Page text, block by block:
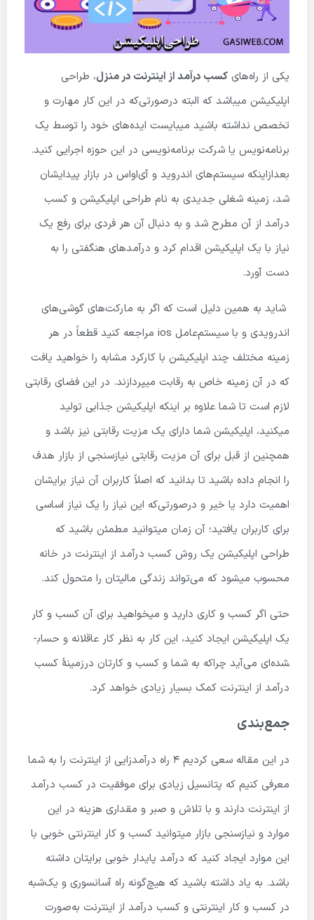
یکی از راه‌های کسب درآمد از اینترنت در منزل، طراحی
اپلیکیشن میباشد که البته درصورتی‌که در این کار مهارت و
تخصص نداشته باشید میبایست ایده‌های خود را توسط یک
برنامه‌نویس یا شرکت برنامه‌نویسی در این حوزه اجرایی کنید.
بعد­از­اینکه سیستم‌های اندروید و آی‌اواس در بازار پیدایشان
شد، زمینه شغلی جدیدی به نام طراحی اپلیکیشن و کسب
درآمد از آن مطرح شد و به دنبال آن هر فردی برای رفع یک
نیاز با یک اپلیکیشن اقدام کرد و درآمدهای هنگفتی را به
دست آورد.
شاید به همین دلیل است که اگر به مارکت‌های گوشی‌های
اندرویدی و با سیستم‌عامل ios مراجعه کنید قطعاً در هر
زمینه مختلف چند اپلیکیشن با کارکرد مشابه را خواهید یافت
که در آن زمینه خاص به رقابت میپردازند. در این فضای رقابتی
لازم است تا شما علاوه بر اینکه اپلیکیشن جذابی تولید
میکنید، اپلیکیشن شما دارای یک مزیت رقابتی نیز باشد و
همچنین از قبل برای آن مزیت رقابتی نیازسنجی از بازار هدف
را انجام داده باشید تا بدانید که اصلاً کاربران آن نیاز برایشان
اهمیت دارد یا خیر و درصورتی‌که این نیاز را یک نیاز اساسی
برای کاربران یافتید؛ آن زمان میتوانید مطمئن باشید که
طراحی اپلیکیشن یک روش کسب درآمد از اینترنت در خانه
محسوب میشود که می‌تواند زندگی مالیتان را متحول کند.
حتی اگر کسب و کاری دارید و میخواهید برای آن کسب و کار
یک اپلیکیشن ایجاد کنید، این کار به نظر کار عاقلانه و حساب­
شده‌ای می‌آید چراکه به شما و کسب و کارتان درزمینهٔ کسب
درآمد از اینترنت کمک بسیار زیادی خواهد کرد.
جمع‌بندی
در این مقاله سعی کردیم 4 راه درآمدزایی از اینترنت را به شما
معرفی کنیم که پتانسیل زیادی برای موفقیت در کسب درآمد
از اینترنت دارند و با تلاش و صبر و مقداری هزینه در این
موارد و نیازسنجی بازار میتوانید کسب و کار اینترنتی خوبی با
این موارد ایجاد کنید که درآمد پایدار خوبی برایتان داشته
باشد. به یاد داشته باشید که هیچ‌گونه راه آسانسوری و یک‌شبه
در کسب و کار اینترنتی و کسب درآمد از اینترنت به‌صورت